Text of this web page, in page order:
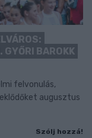
GYŐRI BAROKK
felvonulás,
augusztus
Szólj hozzá!